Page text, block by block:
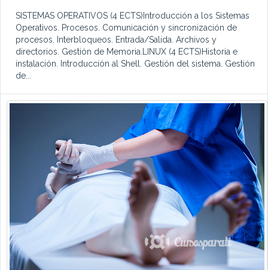
SISTEMAS OPERATIVOS (4 ECTS)Introducción a los Sistemas
Operativos. Procesos. Comunicación y sincronización de
procesos. Interbloqueos. Entrada/Salida. Archivos y
directorios. Gestión de Memoria.LINUX (4 ECTS)Historia e
instalación. Introducción al Shell. Gestión del sistema. Gestión
de...